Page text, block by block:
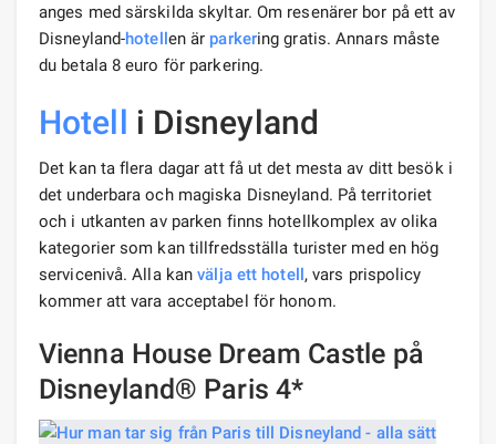
anges med särskilda skyltar. Om resenärer bor på ett av
Disneyland-hotellen är parkering gratis. Annars måste
du betala 8 euro för parkering.
Hotell i Disneyland
Det kan ta flera dagar att få ut det mesta av ditt besök i
det underbara och magiska Disneyland. På territoriet
och i utkanten av parken finns hotellkomplex av olika
kategorier som kan tillfredsställa turister med en hög
servicenivå. Alla kanvälja ett hotell, vars prispolicy
kommer att vara acceptabel för honom.
Vienna House Dream Castle på
Disneyland® Paris 4*